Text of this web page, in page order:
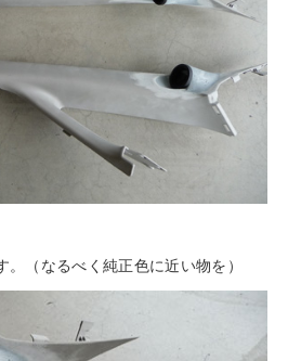
（なるべく純正色に近い物を）